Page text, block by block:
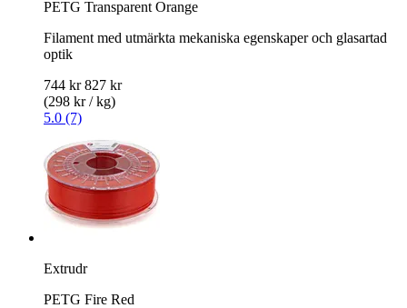
PETG Transparent Orange
Filament med utmärkta mekaniska egenskaper och glasartad
optik
744 kr 827 kr
(298 kr / kg)
5.0 (7)
Extrudr
PETG Fire Red